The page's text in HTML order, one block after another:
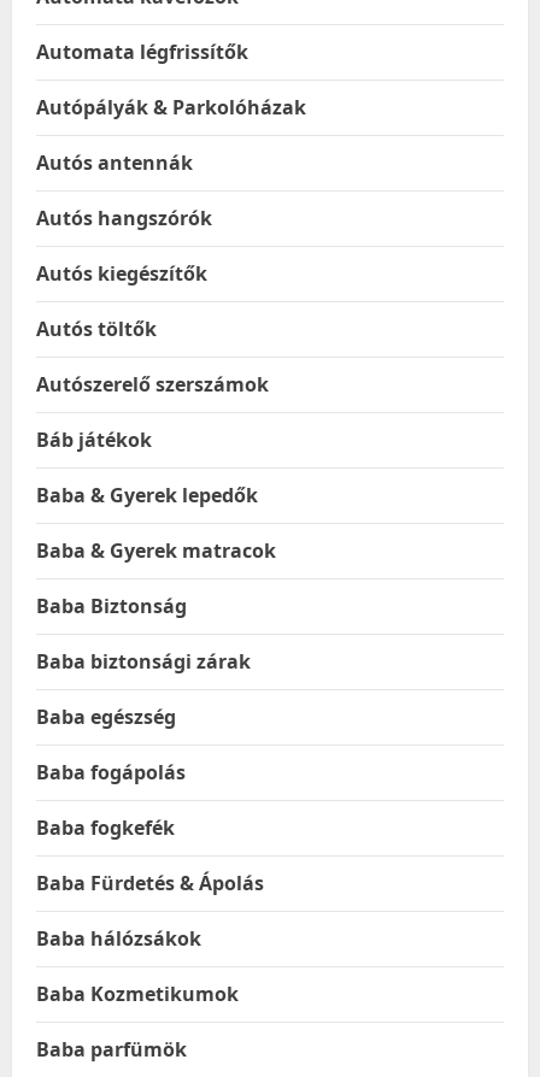
Automata légfrissítők
Autópályák & Parkolóházak
Autós antennák
Autós hangszórók
Autós kiegészítők
Autós töltők
Autószerelő szerszámok
Báb játékok
Baba & Gyerek lepedők
Baba & Gyerek matracok
Baba Biztonság
Baba biztonsági zárak
Baba egészség
Baba fogápolás
Baba fogkefék
Baba Fürdetés & Ápolás
Baba hálózsákok
Baba Kozmetikumok
Baba parfümök